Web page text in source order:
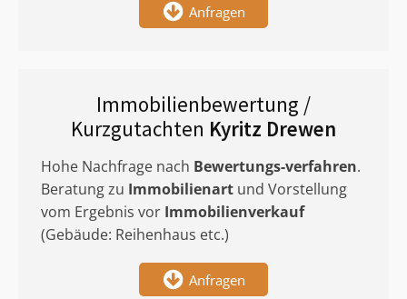
Anfragen
Immobilienbewertung /
Kurzgutachten Kyritz Drewen
Hohe Nachfrage nach Bewertungs-verfahren.
Beratung zu Immobilienart und Vorstellung
vom Ergebnis vor Immobilienverkauf
(Gebäude: Reihenhaus etc.)
Anfragen